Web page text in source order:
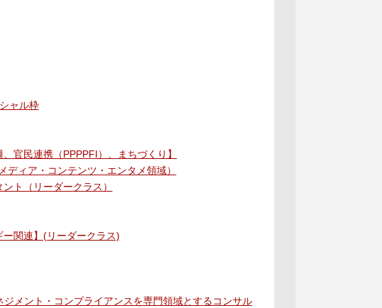
ャル枠
官民連携（PPPPFI）、まちづくり】
ディア・コンテンツ・エンタメ領域）
ト（リーダークラス）
ー関連】(リーダークラス)
メント・コンプライアンスを専門領域とするコンサル